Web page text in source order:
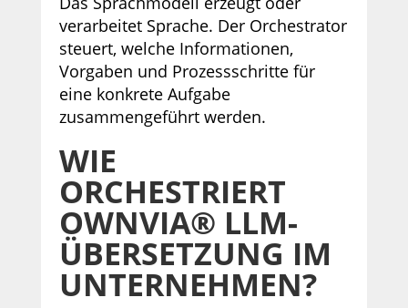
verarbeitet Sprache. Der Orchestrator
steuert, welche Informationen,
Vorgaben und Prozessschritte für
eine konkrete Aufgabe
zusammengeführt werden.
WIE
ORCHESTRIERT
OWNVIA® LLM-
ÜBERSETZUNG IM
UNTERNEHMEN?